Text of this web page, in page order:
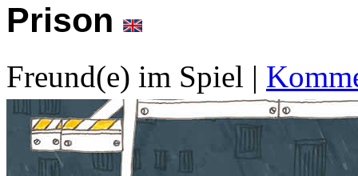
Prison
Freund(e) im Spiel |